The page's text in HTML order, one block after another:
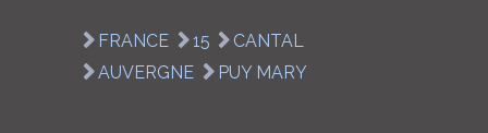
FRANCE 15
CANTAL
AUVERGNE
PUY MARY